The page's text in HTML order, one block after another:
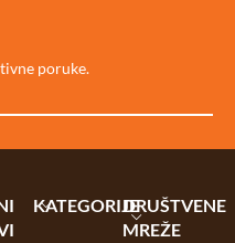
poruke.
KATEGORIJEDRUŠTVENE
MREŽE